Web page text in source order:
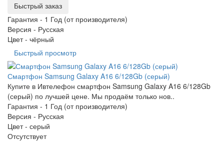
Быстрый заказ
Гарантия - 1 Год (от производителя)
Версия - Русская
Цвет - чёрный
Быстрый просмотр
Смартфон Samsung Galaxy A16 6/128Gb (серый)
Купите в Ивтелефон смартфон Samsung Galaxy A16 6/128Gb
(серый) по лучшей цене. Мы продаём только нов..
Гарантия - 1 Год (от производителя)
Версия - Русская
Цвет - серый
Отсутствует